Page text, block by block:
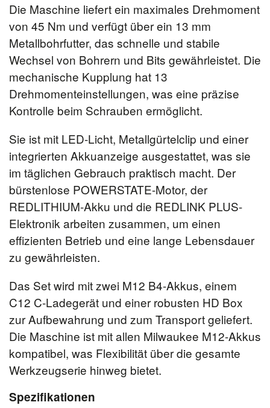
Die Maschine liefert ein maximales Drehmoment
von 45 Nm und verfügt über ein 13 mm
Metallbohrfutter, das schnelle und stabile
Wechsel von Bohrern und Bits gewährleistet. Die
mechanische Kupplung hat 13
Drehmomenteinstellungen, was eine präzise
Kontrolle beim Schrauben ermöglicht.
Sie ist mit LED-Licht, Metallgürtelclip und einer
integrierten Akkuanzeige ausgestattet, was sie
im täglichen Gebrauch praktisch macht. Der
bürstenlose POWERSTATE-Motor, der
REDLITHIUM-Akku und die REDLINK PLUS-
Elektronik arbeiten zusammen, um einen
effizienten Betrieb und eine lange Lebensdauer
zu gewährleisten.
Das Set wird mit zwei M12 B4-Akkus, einem
C12 C-Ladegerät und einer robusten HD Box
zur Aufbewahrung und zum Transport geliefert.
Die Maschine ist mit allen Milwaukee M12-Akkus
kompatibel, was Flexibilität über die gesamte
Werkzeugserie hinweg bietet.
Spezifikationen